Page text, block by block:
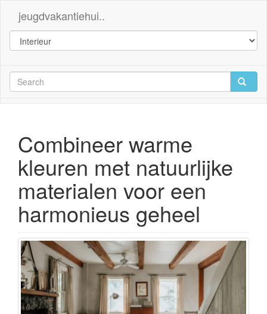
jeugdvakantiehui..
Combineer warme
kleuren met natuurlijke
materialen voor een
harmonieus geheel